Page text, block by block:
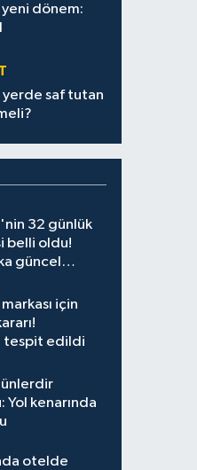
yeni dönem:
yerde saf tutan
32 günlük
belli oldu!
güncel
için
tespit edildi
Yol kenarında
otelde